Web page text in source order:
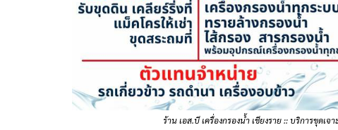
ร้าน เอส.บี เครื่องกรองน้ำ เชียงราย :: บริการขุดเ